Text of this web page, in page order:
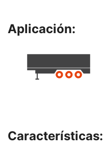
Aplicación:
Características: